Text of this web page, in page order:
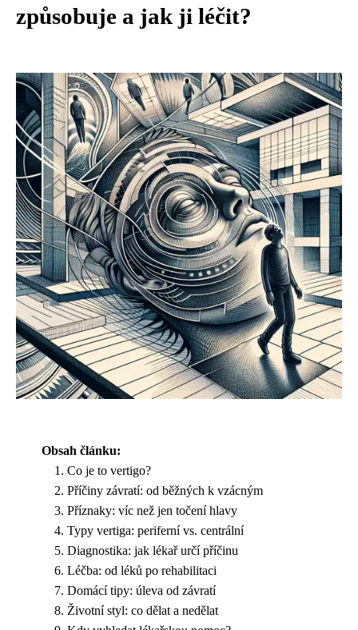
způsobuje a jak ji léčit?
Obsah článku:
Co je to vertigo?
Příčiny závratí: od běžných k vzácným
Příznaky: víc než jen točení hlavy
Typy vertiga: periferní vs. centrální
Diagnostika: jak lékař určí příčinu
Léčba: od léků po rehabilitaci
Domácí tipy: úleva od závratí
Životní styl: co dělat a nedělat